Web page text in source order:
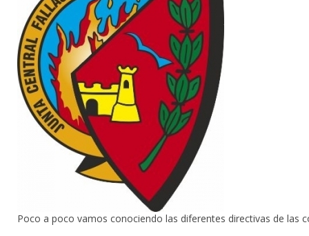
Poco a poco vamos conociendo las diferentes directivas de las